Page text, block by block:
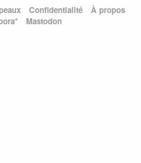
Confidentialité
À propos
Mastodon